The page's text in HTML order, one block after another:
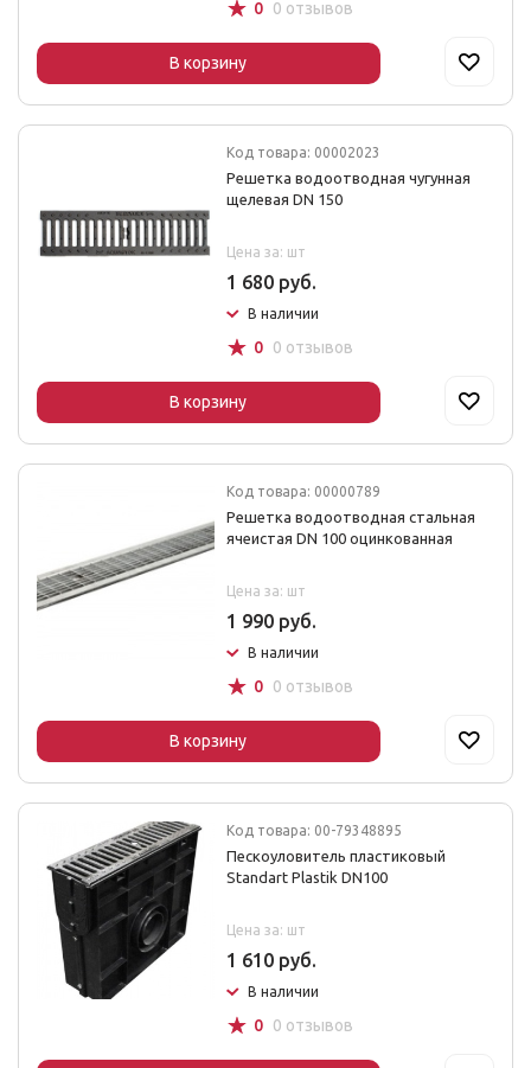
☆ 0 0 отзывов
В корзину
Код товара: 00002023
Решетка водоотводная чугунная
щелевая DN 150
Цена за: шт
1 680 руб.
В наличии
☆ 0 0 отзывов
В корзину
Код товара: 00000789
Решетка водоотводная стальная
ячеистая DN 100 оцинкованная
Цена за: шт
1 990 руб.
В наличии
☆ 0 0 отзывов
В корзину
Код товара: 00-79348895
Пескоуловитель пластиковый
Standart Plastik DN100
Цена за: шт
1 610 руб.
В наличии
☆ 0 0 отзывов